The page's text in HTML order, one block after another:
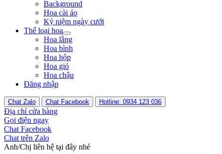
Background
Hoa cài áo
Kỷ niệm ngày cưới
Thể loại hoa
Hoa lẵng
Hoa bình
Hoa hộp
Hoa giỏ
Hoa chậu
Đăng nhập
Chat Zalo Chat Facebook Hotline: 0934 123 036
Địa chỉ cửa hàng
Gọi điện ngay
Chat Facebook
Chat trên Zalo
Anh/Chị liên hệ tại đây nhé